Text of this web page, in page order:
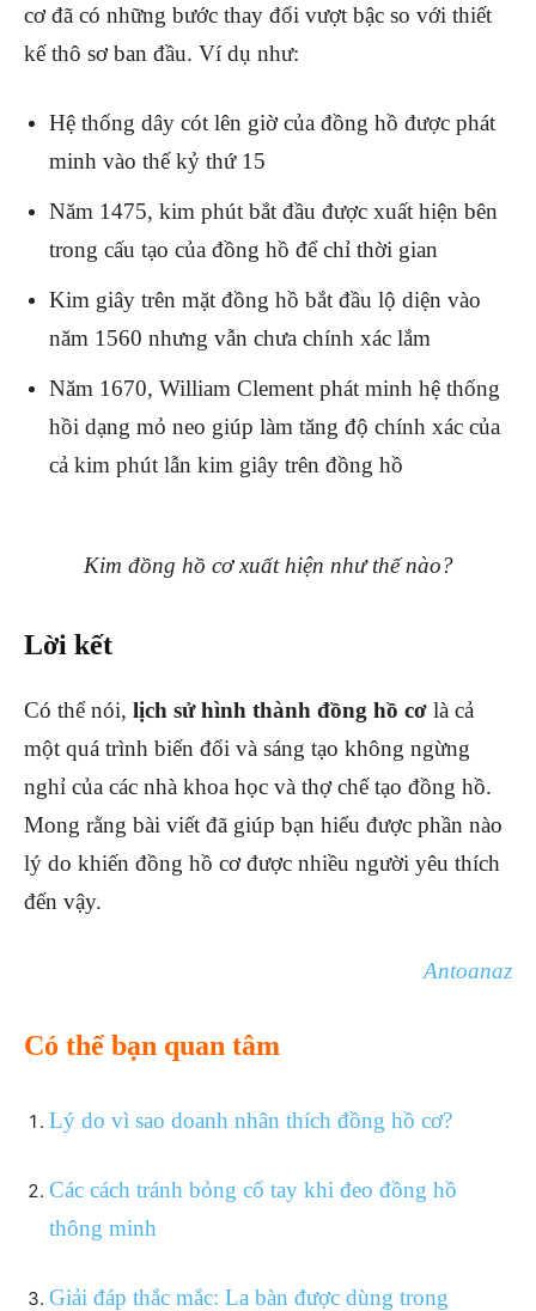
cơ đã có những bước thay đổi vượt bậc so với thiết
kế thô sơ ban đầu. Ví dụ như:
Hệ thống dây cót lên giờ của đồng hồ được phát
minh vào thế kỷ thứ 15
Năm 1475, kim phút bắt đầu được xuất hiện bên
trong cấu tạo của đồng hồ để chỉ thời gian
Kim giây trên mặt đồng hồ bắt đầu lộ diện vào
năm 1560 nhưng vẫn chưa chính xác lắm
Năm 1670, William Clement phát minh hệ thống
hồi dạng mỏ neo giúp làm tăng độ chính xác của
cả kim phút lẫn kim giây trên đồng hồ
Kim đồng hồ cơ xuất hiện như thế nào?
Lời kết
Có thể nói, lịch sử hình thành đồng hồ cơ là cả
một quá trình biến đổi và sáng tạo không ngừng
nghỉ của các nhà khoa học và thợ chế tạo đồng hồ.
Mong rằng bài viết đã giúp bạn hiểu được phần nào
lý do khiến đồng hồ cơ được nhiều người yêu thích
đến vậy.
Antoanaz
Có thể bạn quan tâm
Lý do vì sao doanh nhân thích đồng hồ cơ?
Các cách tránh bỏng cổ tay khi đeo đồng hồ
thông minh
Giải đáp thắc mắc: La bàn được dùng trong